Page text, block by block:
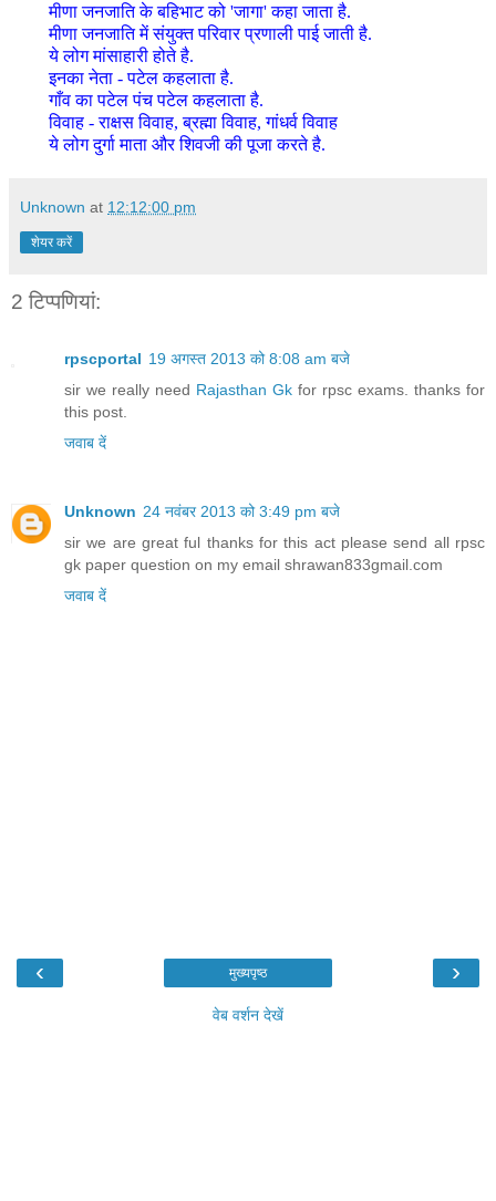
मीणाजनजातिके बहिभाट को 'जागा' कहा जाता है.
मीणाजनजातिमें संयुक्त परिवार प्रणाली पाई जाती है.
ये लोग मांसाहारी होते है.
इनका नेता - पटेल कहलाता है.
गाँव का पटेल पंच पटेल कहलाता है.
विवाह - राक्षस विवाह, ब्रह्मा विवाह, गांधर्व विवाह
ये लोग दुर्गा माता और शिवजी की पूजा करते है.
Unknown at 12:12:00 pm
शेयर करें
2 टिप्‍पणियां:
rpscportal 19 अगस्त 2013 को 8:08 am बजे
sir we really need Rajasthan Gk for rpsc exams. thanks for
this post.
जवाब दें
Unknown 24 नवंबर 2013 को 3:49 pm बजे
sir we are great ful thanks for this act please send all rpsc
gk paper question on my email shrawan833gmail.com
जवाब दें
‹ ›
मुख्यपृष्ठ
वेब वर्शन देखें